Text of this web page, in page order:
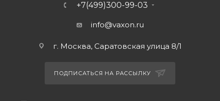
+7(499)300-99-03
info@vaxon.ru
г. Москва, Саратовская улица 8/1
ПОДПИСАТЬСЯ НА РАССЫЛКУ